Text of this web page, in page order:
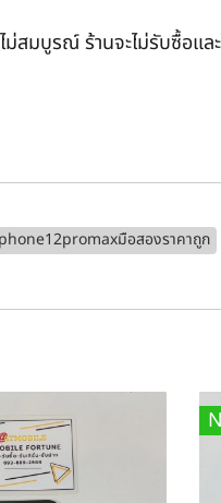
สมบูรณ์ ร้านจะไม่รับซื้อแ
มือสองราคาถูก